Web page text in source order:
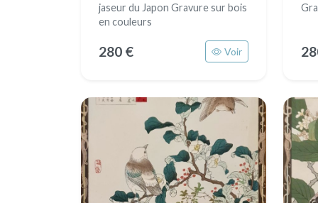
jaseur du Japon Gravure sur bois
en couleurs
280 € Voir